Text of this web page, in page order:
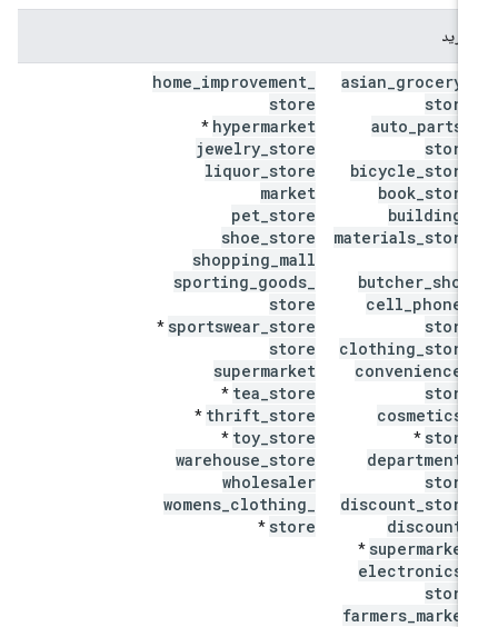
asian_grocery
store
auto_parts
store
bicycle_store
book_store
building
materials_store
butcher_
cell_phone
store
clothing_store
convenience
store
cosmetics
store
*
department
store
discount_store
discount
supermarket
*
electronics
store
farmers_market
home_improvement
_
store
hypermarket
*
jewelry_store
liquor_store
market
pet_store
shoe_store
shopping_mall
sporting_goods
store
sportswear_store
*
store
supermarket
tea_store
*
thrift_store
*
toy_store
*
warehouse_store
wholesaler
womens_clothing
_
store
*